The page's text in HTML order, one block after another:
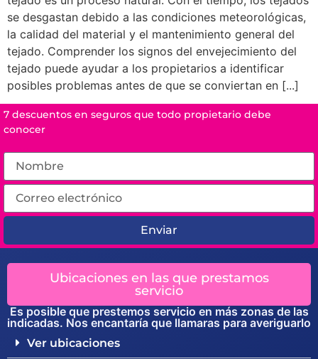
se desgastan debido a las condiciones meteorológicas,
la calidad del material y el mantenimiento general del
tejado. Comprender los signos del envejecimiento del
tejado puede ayudar a los propietarios a identificar
posibles problemas antes de que se conviertan en [...]
7 descuentos en seguros que todo propietario debe
conocer
Enviar
Ubicaciones en las que prestamos
servicio
Es posible que prestemos servicio en más zonas de las
indicadas. Nos encantaría que llamaras para averiguarlo
Ver ubicaciones